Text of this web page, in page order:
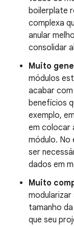
boilerplate
complexa
anular
consolidar
Muito
módulos
acabar
benefícios
exemplo,
em colocar
módulo. No
ser
dados em
Muito
tamanho
que seu